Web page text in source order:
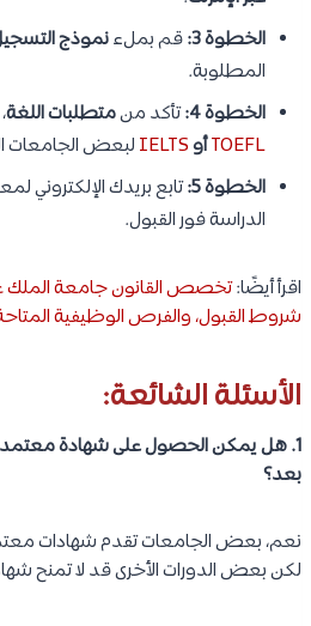
الخطوة 3:
قم بملءنموذج
المطلوبة.
الخطوة 4:
تأكد منمتطلبات اللغة
TOEFLأوIELTS لبعض الجامعات
الخطوة 5:
تابع بريدك الإلكتروني
الدراسة فور القبول.
اقرأ أيضًا:تخصص القانون جامعة الملك
شروط القبول، والفرص الوظيفية
الأسئلة الشائعة:
1. هل يمكن الحصول على شهادة
بعد؟
نعم، بعض الجامعات تقدم شهادات
لكن بعض الدورات الأخرى قد لا تمنح